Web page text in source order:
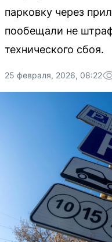
парковку через
пообещали не
технического сбоя.
25 февраля, 2026, 08:22